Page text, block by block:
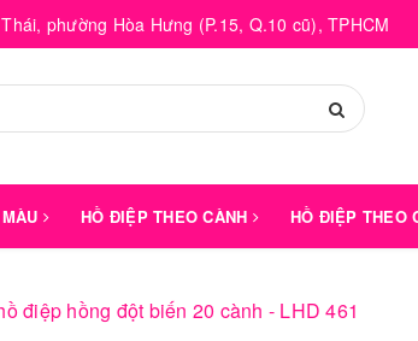
phường Hòa Hưng (P.15, Q.10 cũ), TPHCM
HỒ ĐIỆP THEO CÀNH HỒ ĐIỆP THEO
điệp hồng đột biến 20 cành - LHD 461